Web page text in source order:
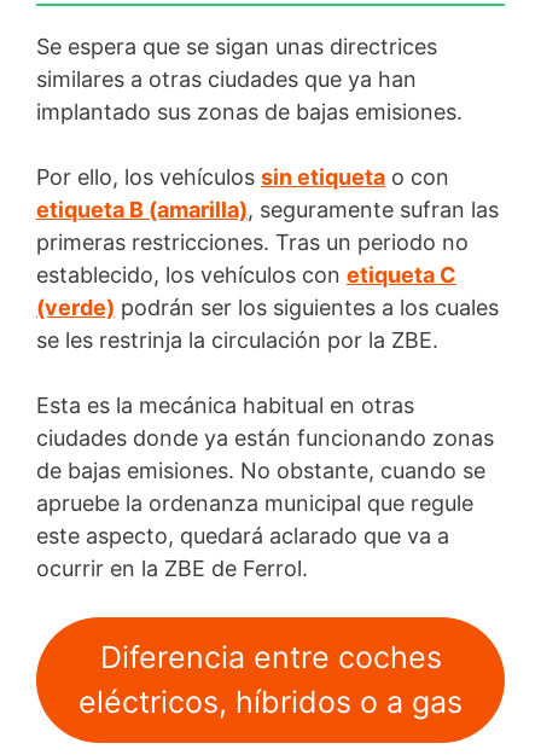
Se espera que se sigan unas directrices
similares a otras ciudades que ya han
implantado sus zonas de bajas emisiones.
Por ello, los vehículos sin etiqueta o con
etiqueta B (amarilla), seguramente sufran las
primeras restricciones. Tras un periodo no
establecido, los vehículos con etiqueta C
(verde) podrán ser los siguientes a los cuales
se les restrinja la circulación por la ZBE.
Esta es la mecánica habitual en otras
ciudades donde ya están funcionando zonas
de bajas emisiones. No obstante, cuando se
apruebe la ordenanza municipal que regule
este aspecto, quedará aclarado que va a
ocurrir en la ZBE de Ferrol.
Diferencia entre coches
eléctricos, híbridos o a gas